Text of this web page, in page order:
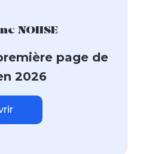
NOIISE
page de
2026